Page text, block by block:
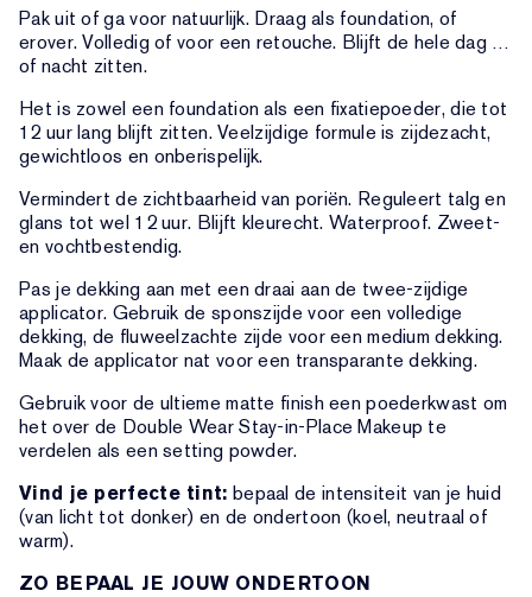
Pak uit of ga voor natuurlijk. Draag als foundation, of
erover. Volledig of voor een retouche. Blijft de hele dag …
of nacht zitten.
Het is zowel een foundation als een fixatiepoeder, die tot
12 uur lang blijft zitten. Veelzijdige formule is zijdezacht,
gewichtloos en onberispelijk.
Vermindert de zichtbaarheid van poriën. Reguleert talg en
glans tot wel 12 uur. Blijft kleurecht. Waterproof. Zweet-
en vochtbestendig.
Pas je dekking aan met een draai aan de twee-zijdige
applicator. Gebruik de sponszijde voor een volledige
dekking, de fluweelzachte zijde voor een medium dekking.
Maak de applicator nat voor een transparante dekking.
Gebruik voor de ultieme matte finish een poederkwast om
het over de Double Wear Stay-in-Place Makeup te
verdelen als een setting powder.
Vind je perfecte tint: bepaal de intensiteit van je huid
(van licht tot donker) en de ondertoon (koel, neutraal of
warm).
ZO BEPAAL JE JOUW ONDERTOON